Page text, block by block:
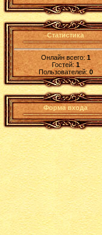
Статистика
Онлайн всего:1
Гостей:1
Пользователей: 0
Форма входа